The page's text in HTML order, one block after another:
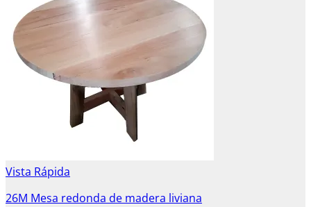
Vista Rápida
26M Mesa redonda de madera liviana